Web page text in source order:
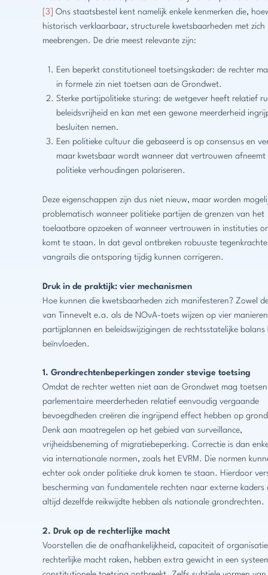
[3]
Ons staatsbestel kent namelijk enkele kenmerken die,
historisch verklaarbaar, structurele kwetsbaarheden met zich
meebrengen. De drie meest relevante zijn:
Een beperkt constitutioneel toetsingskader: de rechter
in formele zin niet toetsen aan de Grondwet.
Sterke partijpolitieke sturing: de wetgever heeft relatief
beleidsvrijheid en kan met een gewone meerderheid
besluiten nemen.
Een politieke cultuur die gebaseerd is op consensus en
maar kwetsbaar wordt wanneer dat vertrouwen afneemt
politieke verhoudingen polariseren.
Deze eigenschappen zijn dus niet nieuw, maar worden
problematisch wanneer politieke partijen de grenzen van het
toelaatbare opzoeken of wanneer vertrouwen in instituties
komt te staan. In dat geval ontbreken robuuste
vangrails die ontsporing tijdig kunnen corrigeren.
Druk in de praktijk: vier mechanismen
Hoe kunnen die kwetsbaarheden zich manifesteren? Zowel
van Tinnevelt e.a. als de NOvA-toets wijzen op vier
partijplannen en beleidswijzigingen de rechtsstatelijke balans
beïnvloeden.
1. Grondrechtenbeperkingen zonder stevige toetsing
Omdat de rechter wetten niet aan de Grondwet mag
parlementaire meerderheden relatief eenvoudig vergaande
bevoegdheden creëren die ingrijpend effect hebben op
Denk aan maatregelen op het gebied van surveillance,
vrijheidsbeneming of migratiebeperking. Correctie is dan
via internationale normen, zoals het EVRM. Die normen
echter ook onder politieke druk komen te staan. Hierdoor
bescherming van fundamentele rechten naar externe kaders
altijd dezelfde reikwijdte hebben als nationale grondrechten.
2. Druk op de rechterlijke macht
Voorstellen die de onafhankelijkheid, capaciteit of
rechterlijke macht raken, hebben extra gewicht in een